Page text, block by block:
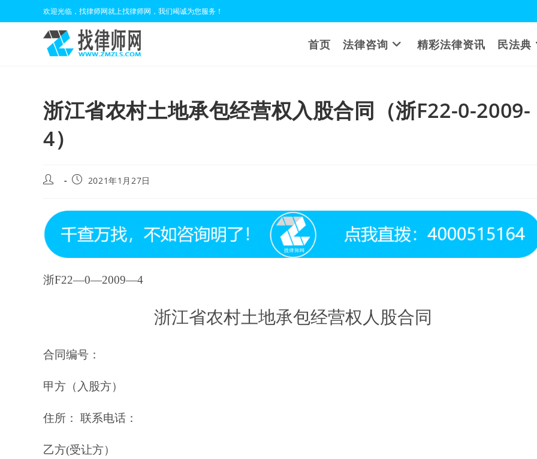
to
欢迎光临，找律师网就上找律师网，我们竭诚为您服务！
首页 法律咨询 精彩法律资讯 民法典
浙江省农村土地承包经营权入股合同（浙F22-0-2009-
4）
Post
Post2021年1月27日
浙F22—0—2009—4
浙江省农村土地承包经营权人股合同
合同编号：
甲方（入股方）
住所： 联系电话：
乙方(受让方）